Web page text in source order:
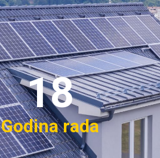
18
Godina rada